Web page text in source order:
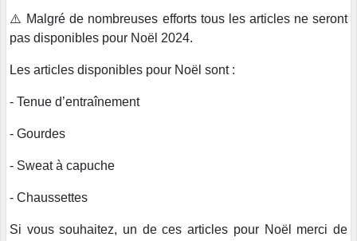
⚠️ Malgré de nombreuses efforts tous les articles ne seront
pas disponibles pour Noël 2024.
Les articles disponibles pour Noël sont :
- Tenue d’entraînement
- Gourdes
- Sweat à capuche
- Chaussettes
Si vous souhaitez, un de ces articles pour Noël merci de